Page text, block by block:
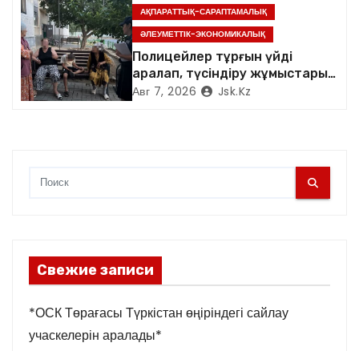
с
я
м
АҚПАРАТТЫҚ-САРАПТАМАЛЫҚ
ӘЛЕУМЕТТІК-ЭКОНОМИКАЛЫҚ
Полицейлер тұрғын үйді
аралап, түсіндіру жұмыстарын
жүргізді
Авг 7, 2026 Jsk.kz
Свежие записи
*ОСК Төрағасы Түркістан өңіріндегі сайлау
учаскелерін аралады*